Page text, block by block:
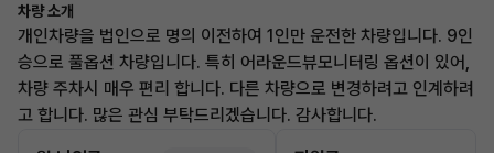
차량 소개
개인차량을 법인으로 명의 이전하여 1인만 운전한 차량입니다. 9인
승으로 풀옵션 차량입니다. 특히 어라운드뷰모니터링 옵션이 있어,
차량 주차시 매우 편리 합니다. 다른 차량으로 변경하려고 인계하려
고 합니다. 많은 관심 부탁드리겠습니다. 감사합니다.